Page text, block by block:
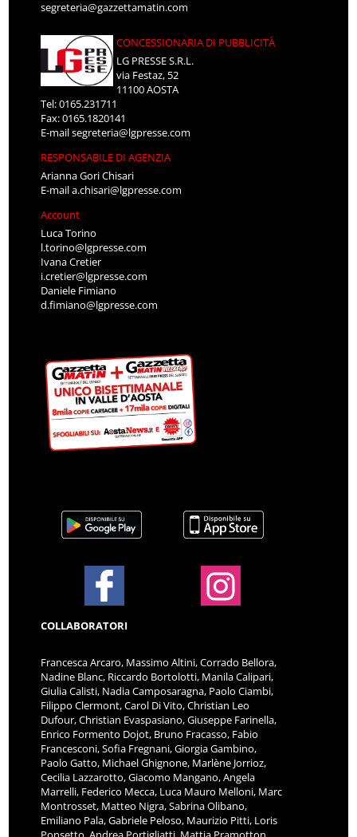
segreteria@gazzettamatin.com
CONCESSIONARIA DI PUBBLICITÀ
LG PRESSE S.R.L.
via Festaz, 52
11100 AOSTA
Tel: 0165.231711
Fax: 0165.1820141
E-mailsegreteria@lgpresse.com
RESPONSABILE DI AGENZIA
Arianna Gori Chisari
E-maila.chisari@lgpresse.com
Account
Luca Torino
l.torino@lgpresse.com
Ivana Cretier
i.cretier@lgpresse.com
Daniele Fimiano
d.fimiano@lgpresse.com
COLLABORATORI
Francesca Arcaro, Massimo Altini, Corrado Bellora,
Nadine Blanc, Riccardo Bortolotti, Manila Calipari,
Giulia Calisti, Nadia Camposaragna, Paolo Ciambi,
Filippo Clermont, Carol Di Vito, Christian Leo
Dufour, Christian Evaspasiano, Giuseppe Farinella,
Enrico Formento Dojot, Bruno Fracasso, Fabio
Francesconi, Sofia Fregnani, Giorgia Gambino,
Paolo Gatto, Michael Ghignone, Marlène Jorrioz,
Cecilia Lazzarotto, Giacomo Mangano, Angela
Marrelli, Federico Mecca, Luca Mauro Melloni, Marc
Montrosset, Matteo Nigra, Sabrina Olibano,
Emiliano Pala, Gabriele Peloso, Maurizio Pitti, Loris